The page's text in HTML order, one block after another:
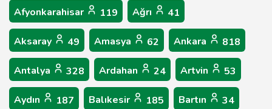
Afyonkarahisar 119 Ağrı 41
Aksaray 49 Amasya 62 Ankara 818
Antalya 328 Ardahan 24 Artvin 53
Aydın 187 Balıkesir 185 Bartın 34